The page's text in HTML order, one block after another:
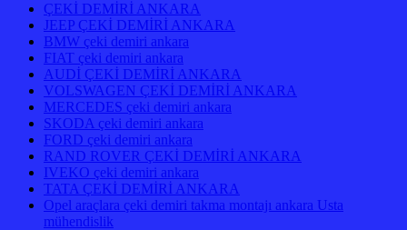
ÇEKİ DEMİRİ ANKARA
JEEP ÇEKİ DEMİRİ ANKARA
BMW çeki demiri ankara
FIAT çeki demiri ankara
AUDİ ÇEKİ DEMİRİ ANKARA
VOLSWAGEN ÇEKİ DEMİRİ ANKARA
MERCEDES çeki demiri ankara
SKODA çeki demiri ankara
FORD çeki demiri ankara
RAND ROVER ÇEKİ DEMİRİ ANKARA
IVEKO çeki demiri ankara
TATA ÇEKİ DEMİRİ ANKARA
Opel araçlara çeki demiri takma montajı ankara Usta
mühendislik